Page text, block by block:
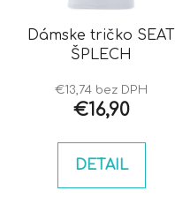
Dámske tričko SEAT
ŠPLECH
€13,74 bez DPH
€16,90
DETAIL